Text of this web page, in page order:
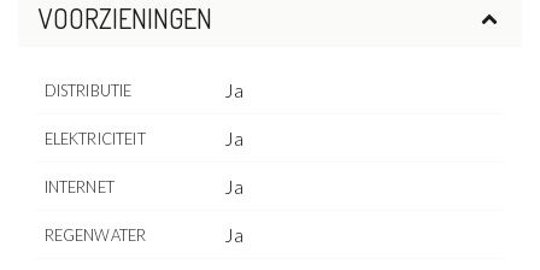
VOORZIENINGEN
DISTRIBUTIE Ja
ELEKTRICITEIT Ja
INTERNET Ja
REGENWATER Ja